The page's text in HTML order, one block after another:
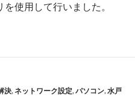
使用して行いました。
決,ネットワーク設定,パソコン,水戸